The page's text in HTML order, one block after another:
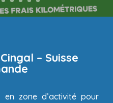
– Suisse
zone d’activité pour